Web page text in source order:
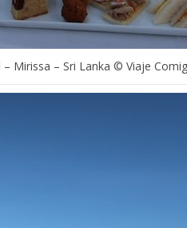
Mirissa – Sri Lanka © Viaje